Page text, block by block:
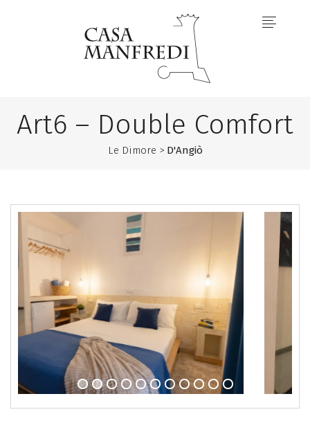
Art6 – Double Comfort
Le Dimore > D'Angiò